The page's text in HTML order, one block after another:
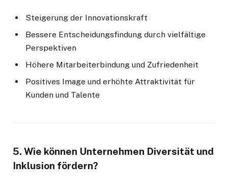
Steigerung der Innovationskraft
Bessere Entscheidungsfindung durch vielfältige
Perspektiven
Höhere Mitarbeiterbindung und Zufriedenheit
Positives Image und erhöhte Attraktivität für
Kunden und Talente
5. Wie können Unternehmen Diversität und
Inklusion fördern?